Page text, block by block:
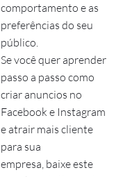
comportamento e as
preferências do seu
público.
Se você quer aprender
passo a passo como
criar anuncios no
Facebook e Instagram
e atrair mais cliente
para sua
empresa, baixe este